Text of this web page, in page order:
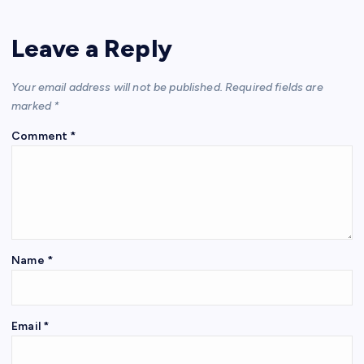
p
p
o
o
m
Leave a Reply
Your email address will not be published. Required fields are
marked *
Comment *
Name *
Email *